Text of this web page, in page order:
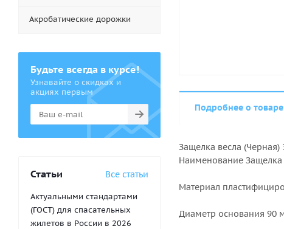
Подробнее о товаре
Защелка весла
Наименование
Материал
Диаметр основания 90
Акробатические дорожки
Будьте всегда в курсе!
Узнавайте о скидках и
акциях первым
Статьи Все статьи
Актуальными стандартами
(ГОСТ) для спасательных
жилетов в России в 2026